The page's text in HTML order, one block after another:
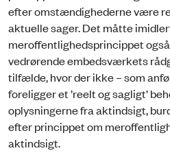
efter omstændighederne være
aktuelle sager. Det måtte
meroffentlighedsprincippet
vedrørende embedsværkets
tilfælde, hvor der ikke – som
foreligger et ’reelt og sagligt’
oplysningerne fra aktindsigt,
efter princippet om
aktindsigt.